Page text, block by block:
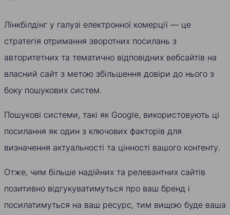
Лінкбілдінг у галузі електронної комерції — це
стратегія отримання зворотних посилань з
авторитетних та тематично відповідних вебсайтів на
власний сайт з метою збільшення довіри до нього з
боку пошукових систем.
Пошукові системи, такі як Google, використовують ці
посилання як один з ключових факторів для
визначення актуальності та цінності вашого контенту.
Отже, чим більше надійних та релевантних сайтів
позитивно відгукуватимуться про ваш бренд і
посилатимуться на ваш ресурс, тим вищою буде ваша